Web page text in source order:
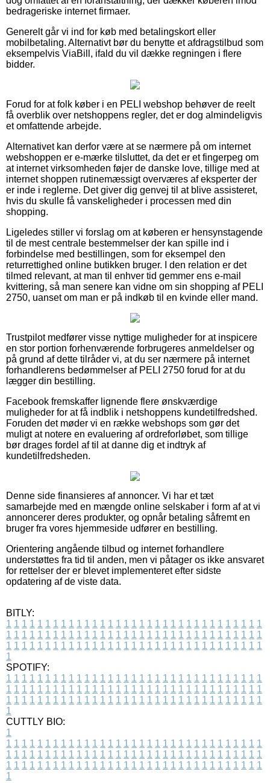
bedrageriske internet firmaer.
Generelt går vi ind for køb med betalingskort eller
mobilbetaling. Alternativt bør du benytte et afdragstilbud som
eksempelvis ViaBill, ifald du vil dække regningen i flere
bidder.
Forud for at folk køber i en PELI webshop behøver de reelt
få overblik over netshoppens regler, det er dog almindeligvis
et omfattende arbejde.
Alternativet kan derfor være at se nærmere på om internet
webshoppen er e-mærke tilsluttet, da det er et fingerpeg om
at internet virksomheden føjer de danske love, tillige med at
internet shoppen rutinemæssigt overværes af eksperter der
er inde i reglerne. Det giver dig genvej til at blive assisteret,
hvis du skulle få vanskeligheder i processen med din
shopping.
Ligeledes stiller vi forslag om at køberen er hensynstagende
til de mest centrale bestemmelser der kan spille ind i
forbindelse med bestillingen, som for eksempel den
returrettighed online butikken bruger. I den relation er det
tilmed relevant, at man til enhver tid gemmer ens e-mail
kvittering, så man senere kan vidne om sin shopping af PELI
2750, uanset om man er på indkøb til en kvinde eller mand.
Trustpilot medfører visse nyttige muligheder for at inspicere
en stor portion forhenværende forbrugeres anmeldelser og
på grund af dette tilråder vi, at du ser nærmere på internet
forhandlerens bedømmelser af PELI 2750 forud for at du
lægger din bestilling.
Facebook fremskaffer lignende flere ønskværdige
muligheder for at få indblik i netshoppens kundetilfredshed.
Foruden det møder vi en række webshops som gør det
muligt at notere en evaluering af ordreforløbet, som tillige
bør drages fordel af til at danne dig et indtryk af
kundetilfredsheden.
Denne side finansieres af annoncer. Vi har et tæt
samarbejde med en mængde online selskaber i form af at vi
annoncerer deres produkter, og opnår betaling såfremt en
bruger fra vores hjemmeside udfører en bestilling.
Orientering angående tilbud og internet forhandlere
understøttes fra tid til anden, men vi påtager os ikke ansvaret
for rettelser der er blevet implementeret efter sidste
opdatering af de viste data.
BITLY:
1 1 1 1 1 1 1 1 1 1 1 1 1 1 1 1 1 1 1 1 1 1 1 1 1 1 1 1 1 1 1 1 1
1 1 1 1 1 1 1 1 1 1 1 1 1 1 1 1 1 1 1 1 1 1 1 1 1 1 1 1 1 1 1 1 1
1 1 1 1 1 1 1 1 1 1 1 1 1 1 1 1 1 1 1 1 1 1 1 1 1 1 1 1 1 1 1 1 1
1
SPOTIFY:
1 1 1 1 1 1 1 1 1 1 1 1 1 1 1 1 1 1 1 1 1 1 1 1 1 1 1 1 1 1 1 1 1
1 1 1 1 1 1 1 1 1 1 1 1 1 1 1 1 1 1 1 1 1 1 1 1 1 1 1 1 1 1 1 1 1
1 1 1 1 1 1 1 1 1 1 1 1 1 1 1 1 1 1 1 1 1 1 1 1 1 1 1 1 1 1 1 1 1
1
CUTTLY BIO:
1
1 1 1 1 1 1 1 1 1 1 1 1 1 1 1 1 1 1 1 1 1 1 1 1 1 1 1 1 1 1 1 1 1
1 1 1 1 1 1 1 1 1 1 1 1 1 1 1 1 1 1 1 1 1 1 1 1 1 1 1 1 1 1 1 1 1
1 1 1 1 1 1 1 1 1 1 1 1 1 1 1 1 1 1 1 1 1 1 1 1 1 1 1 1 1 1 1 1 1
1